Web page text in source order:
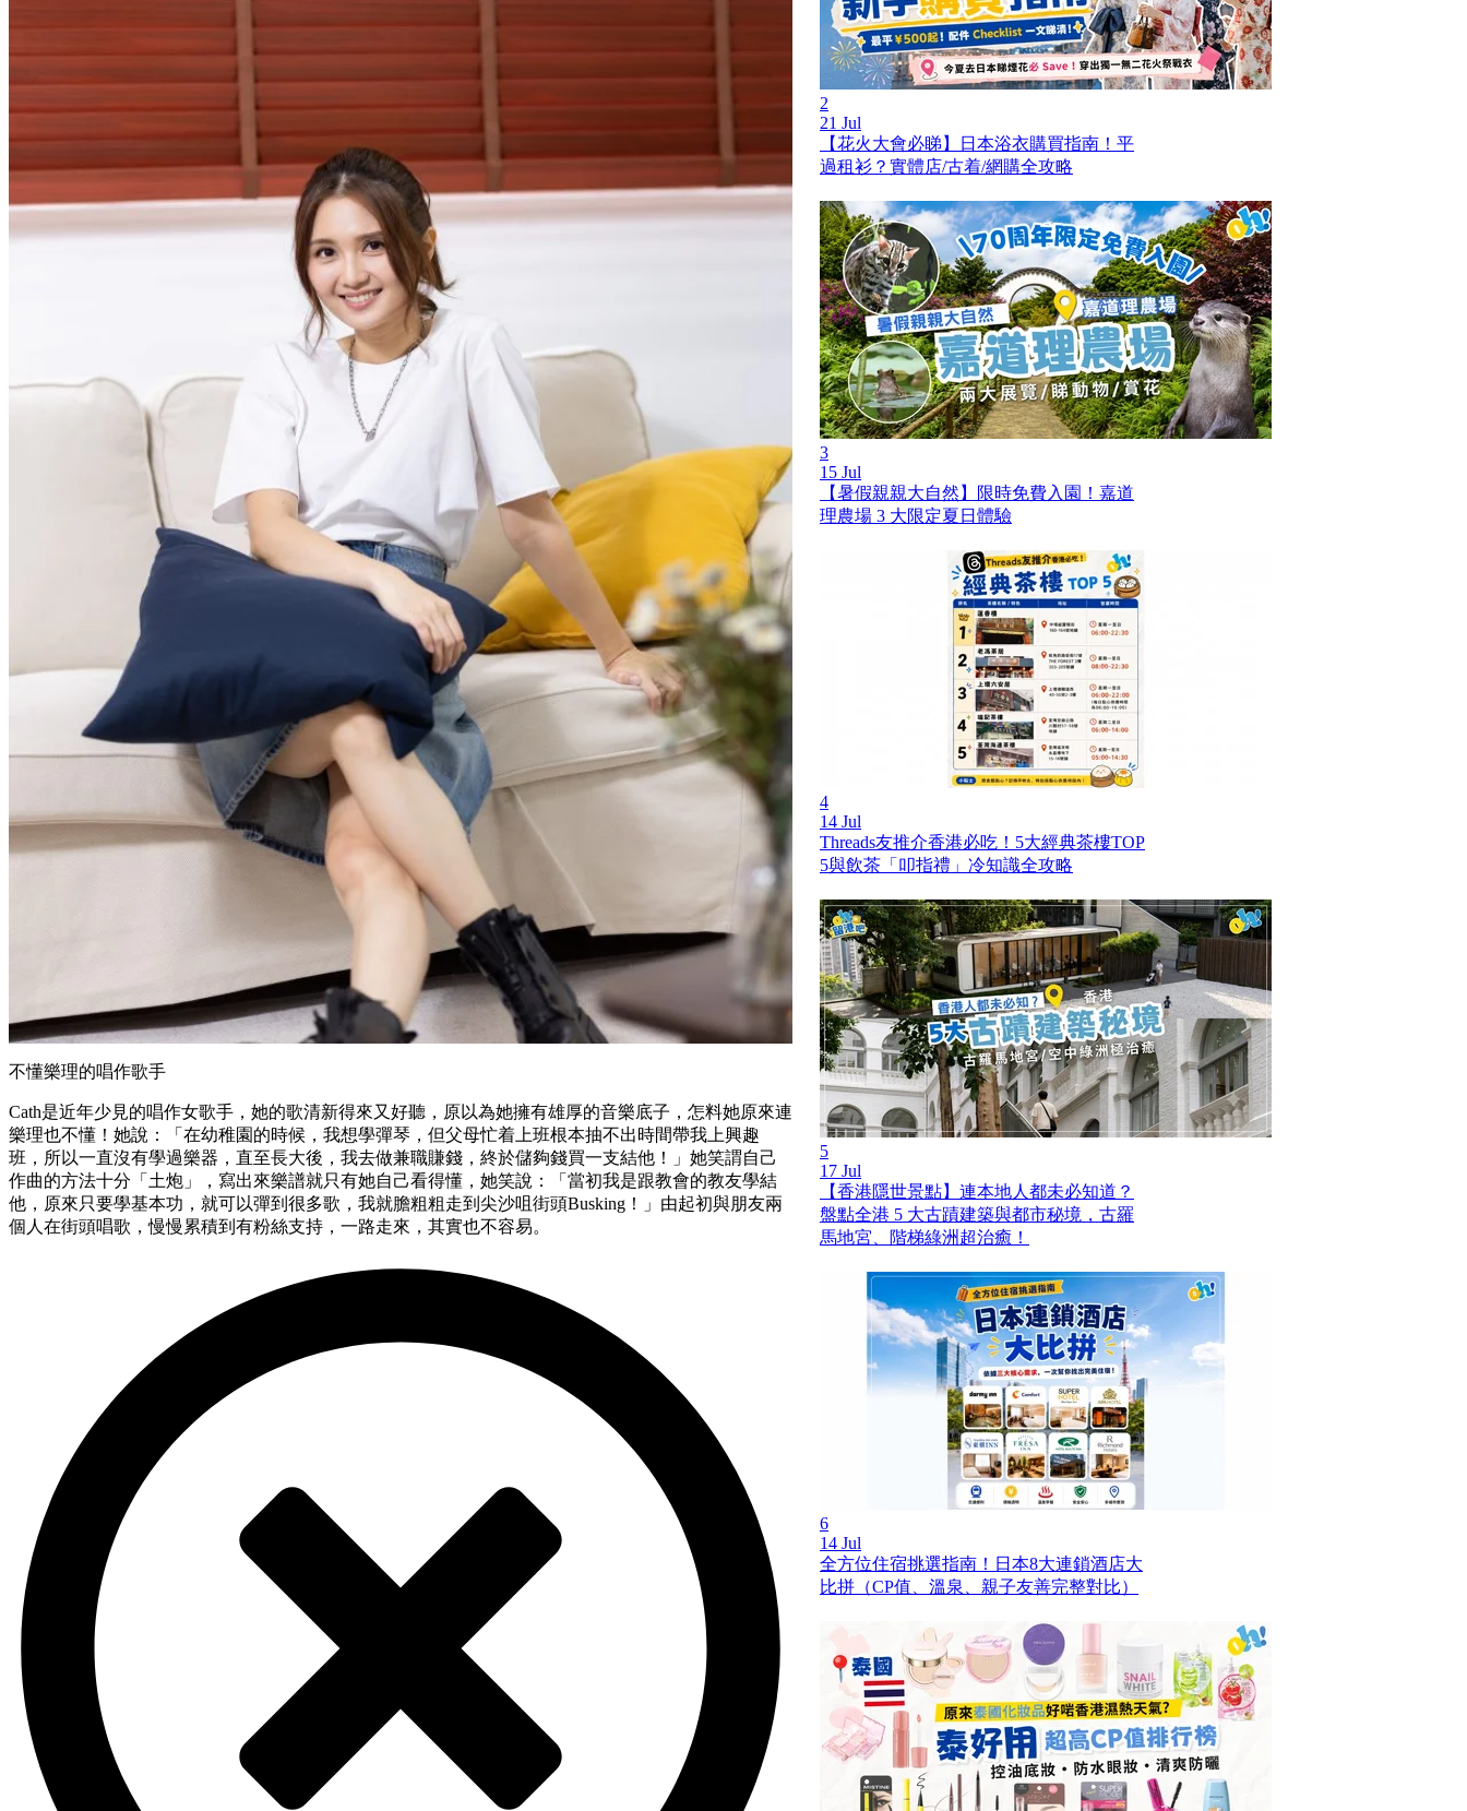
不懂樂理的唱作歌手
Cath是近年少見的唱作女歌手，她的歌清新得來又好聽，原以為她擁有雄厚的音樂底子，怎料她原來連
樂理也不懂！她說：「在幼稚園的時候，我想學彈琴，但父母忙着上班根本抽不出時間帶我上興趣
班，所以一直沒有學過樂器，直至長大後，我去做兼職賺錢，終於儲夠錢買一支結他！」她笑謂自己
作曲的方法十分「土炮」，寫出來樂譜就只有她自己看得懂，她笑說：「當初我是跟教會的教友學結
他，原來只要學基本功，就可以彈到很多歌，我就膽粗粗走到尖沙咀街頭Busking！」由起初與朋友兩
個人在街頭唱歌，慢慢累積到有粉絲支持，一路走來，其實也不容易。
2
21 Jul
【花火大會必睇】日本浴衣購買指南！平
過租衫？實體店/古着/網購全攻略
3
15 Jul
【暑假親親大自然】限時免費入園！嘉道
理農場 3 大限定夏日體驗
4
14 Jul
Threads友推介香港必吃！5大經典茶樓TOP
5與飲茶「叩指禮」冷知識全攻略
5
17 Jul
【香港隱世景點】連本地人都未必知道？
盤點全港 5 大古蹟建築與都市秘境，古羅
馬地宮、階梯綠洲超治癒！
6
14 Jul
全方位住宿挑選指南！日本8大連鎖酒店大
比拼（CP值、溫泉、親子友善完整對比）